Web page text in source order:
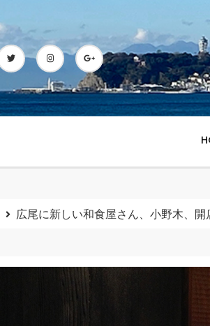
広尾に新しい和食屋さん、小野木、開